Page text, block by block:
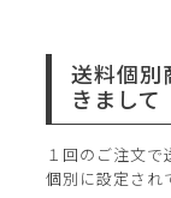
送料個別
きまして
１回のご注文
個別に設定され